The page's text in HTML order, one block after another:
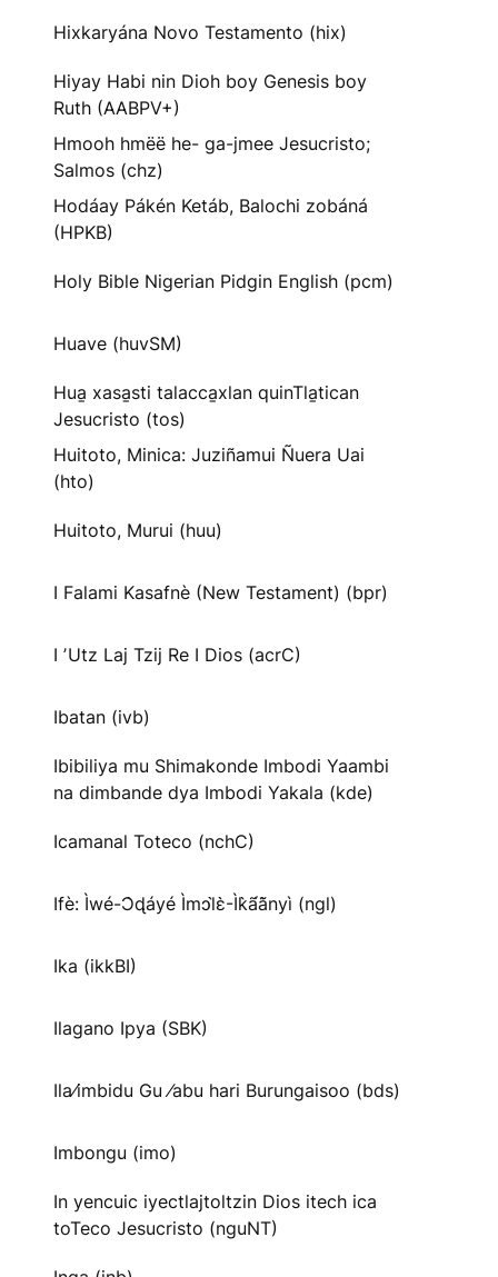
Hixkaryána Novo Testamento (hix)
Hiyay Habi nin Dioh boy Genesis boy
Ruth (AABPV+)
Hmooh hmëë he- ga-jmee Jesucristo;
Salmos (chz)
Hodáay Pákén Ketáb, Balochi zobáná
(HPKB)
Holy Bible Nigerian Pidgin English (pcm)
Huave (huvSM)
Hua̱ xasa̱sti talacca̱xlan quinTla̱tican
Jesucristo (tos)
Huitoto, Minica: Juziñamui Ñuera Uai
(hto)
Huitoto, Murui (huu)
I Falami Kasafnè (New Testament) (bpr)
I ʼUtz Laj Tzij Re I Dios (acrC)
Ibatan (ivb)
Ibibiliya mu Shimakonde Imbodi Yaambi
na dimbande dya Imbodi Yakala (kde)
Icamanal Toteco (nchC)
Ifè: Ìwé-Ɔ̀ɖáyé Ìmↄl̀ɛ̀-Ìk̀ã́ã̀nyì (ngl)
Ika (ikkBI)
Ilagano Ipya (SBK)
Ila⁄imbidu Gu ⁄abu hari Burungaisoo (bds)
Imbongu (imo)
In yencuic iyectlajtoltzin Dios itech ica
toTeco Jesucristo (nguNT)